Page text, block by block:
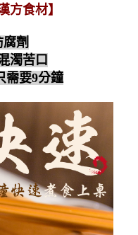
方食材】
劑
濁苦口
需要9分鐘